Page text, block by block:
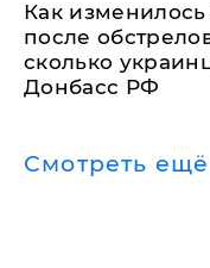
Как
после
сколько
Донбасс РФ
Смотреть ещё